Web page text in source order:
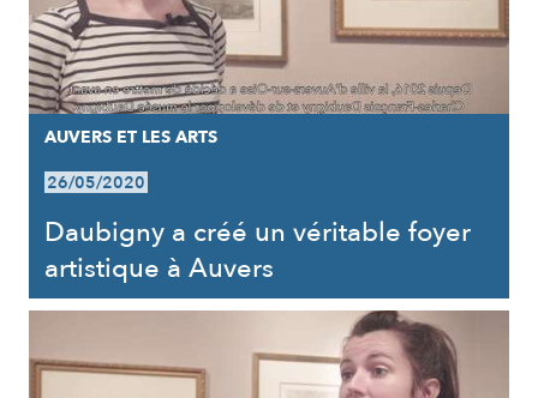
AUVERS ET LES ARTS
26/05/2020
Daubigny a créé un véritable foyer
artistique à Auvers